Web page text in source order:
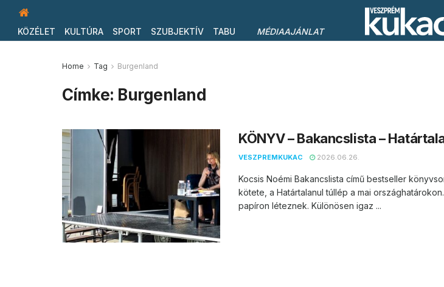
KÖZÉLET KULTÚRA SPORT SZUBJEKTÍV TABU MÉDIAAJÁNLAT
Home Tag Burgenland
Címke: Burgenland
KÖNYV – Bakancslista –
VESZPREMKUKAC 2026.06.26.
Kocsis Noémi Bakancslista című bestseller
kötete, a Határtalanul túllép a mai
papíron léteznek. Különösen igaz ...